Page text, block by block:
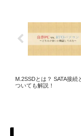
M.2SSDとは？ SATA接続
ついても解説！